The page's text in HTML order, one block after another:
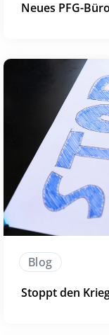
Neues PFG-
Blog
Stoppt den